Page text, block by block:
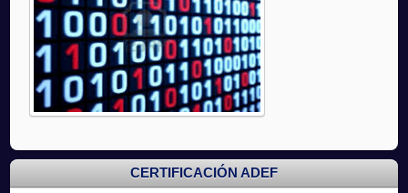
CERTIFICACIÓN ADEF